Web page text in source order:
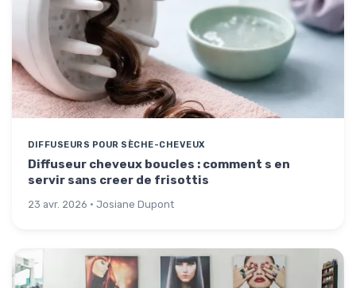
DIFFUSEURS POUR SÈCHE-CHEVEUX
Diffuseur cheveux boucles : comment s en
servir sans creer de frisottis
23 avr. 2026 · Josiane Dupont